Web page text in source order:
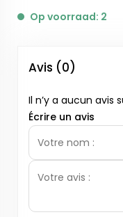
Op voorraad: 2
Avis (0)
Il n’y a aucun avis
Écrire un avis